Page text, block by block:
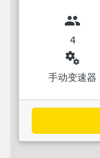
group
4
miscellaneous_services
手动变速器